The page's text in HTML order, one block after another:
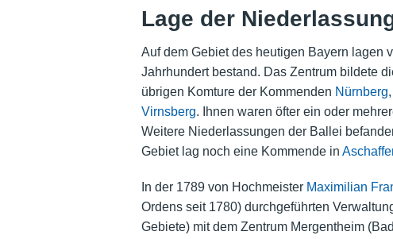
Lage der
Auf dem Gebiet des heutigen Bayern lagen
Jahrhundert bestand. Das Zentrum bildete
übrigen Komture der Kommenden Nürnberg,
Virnsberg. Ihnen waren öfter ein oder
Weitere Niederlassungen der Ballei
Gebiet lag noch eine Kommende in
In der 1789 von Hochmeister Maximilian
Ordens seit 1780) durchgeführten
Gebiete) mit dem Zentrum Mergentheim